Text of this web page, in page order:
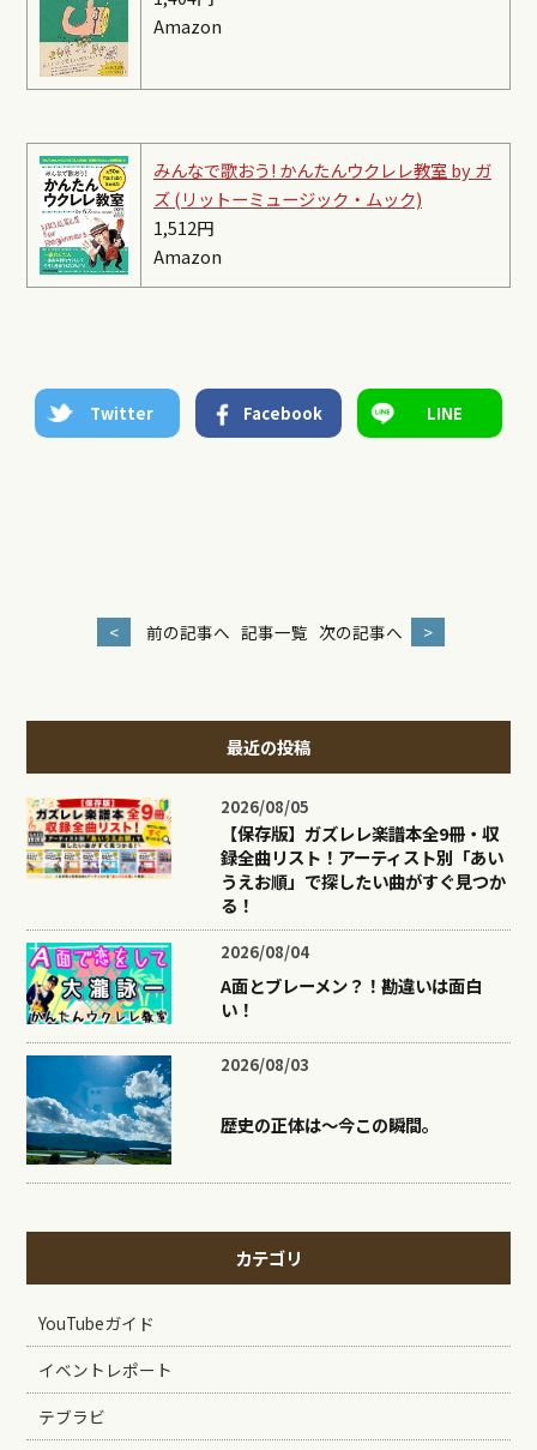
Amazon
みんなで歌おう! かんたんウクレレ教室 by ガ
ズ (リットーミュージック・ムック)
1,512円
Amazon
Twitter Facebook LINE
< 前の記事へ 記事一覧 次の記事へ >
最近の投稿
2026/08/05
【保存版】ガズレレ楽譜本全9冊・収
録全曲リスト！アーティスト別「あい
うえお順」で探したい曲がすぐ見つか
る！
2026/08/04
A面とブレーメン？！勘違いは面白
い！
2026/08/03
歴史の正体は〜今この瞬間。
カテゴリ
YouTubeガイド
イベントレポート
テブラビ